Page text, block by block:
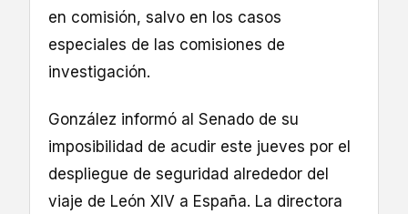
en comisión, salvo en los casos
especiales de las comisiones de
investigación.
González informó al Senado de su
imposibilidad de acudir este jueves por el
despliegue de seguridad alrededor del
viaje de León XIV a España. La directora